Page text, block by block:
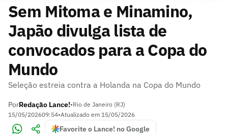
Sem Mitoma e Minamino,
Japão divulga lista de
convocados para a Copa do
Mundo
Seleção estreia contra a Holanda na Copa do Mundo
PorRedação Lance!•Rio de Janeiro (RJ)
15/05/202609:54•Atualizado em 15/05/2026
Favorite o Lance! no Google